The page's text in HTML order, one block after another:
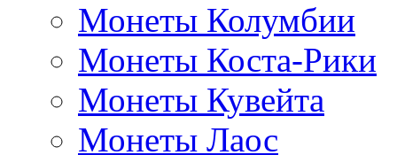
Монеты Колумбии
Монеты Коста-Рики
Монеты Кувейта
Монеты Лаос